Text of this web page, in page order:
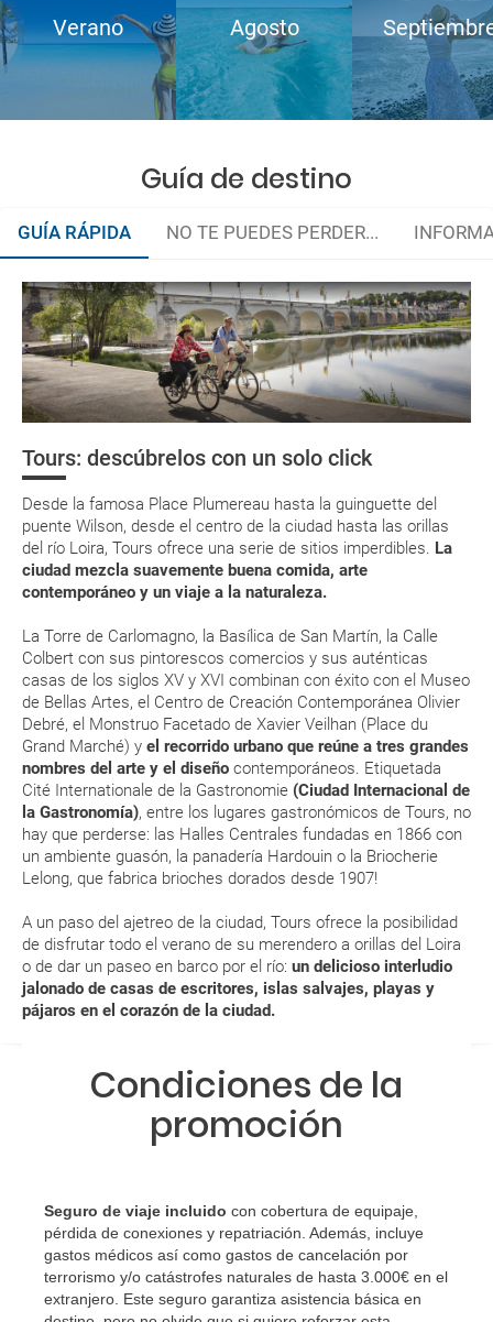
Verano Agosto
Guía de destino
GUÍA RÁPIDA NO TE PUEDES PERDER...
Tours: descúbrelos con un solo click
Desde la famosa Place Plumereau hasta la guinguette del
puente Wilson, desde el centro de la ciudad hasta las orillas
del río Loira, Tours ofrece una serie de sitios imperdibles. La
ciudad mezcla suavemente buena comida, arte
contemporáneo y un viaje a la naturaleza.
La Torre de Carlomagno, la Basílica de San Martín, la Calle
Colbert con sus pintorescos comercios y sus auténticas
casas de los siglos XV y XVI combinan con éxito con el Museo
de Bellas Artes, el Centro de Creación Contemporánea Olivier
Debré, el Monstruo Facetado de Xavier Veilhan (Place du
Grand Marché) y el recorrido urbano que reúne a tres grandes
nombres del arte y el diseño contemporáneos. Etiquetada
Cité Internationale de la Gastronomie (Ciudad Internacional de
la Gastronomía), entre los lugares gastronómicos de Tours, no
hay que perderse: las Halles Centrales fundadas en 1866 con
un ambiente guasón, la panadería Hardouin o la Briocherie
Lelong, que fabrica brioches dorados desde 1907!
A un paso del ajetreo de la ciudad, Tours ofrece la posibilidad
de disfrutar todo el verano de su merendero a orillas del Loira
o de dar un paseo en barco por el río: un delicioso interludio
jalonado de casas de escritores, islas salvajes, playas y
pájaros en el corazón de la ciudad.
Ruta de
Vinci y el
Renacimiento
francés
Ruta por los
del Valle del
Loira
fluviales
Guía útil
El Loira en bici
Valle del Loira, paisaje cultural vivo
Organiza tu viaje
Documentación
Moneda
La documentación de tu reserva te será enviada por mail en el
momento que el pago de la reserva esté realizado completamente.
Respecto a las tarjetas de embarque, casi todas las compañías aéreas
tienen ya todos sus billetes electrónicos por lo que podrás obtenerlas
in por su web.
a que muchas de ellas exigen la presentación de la tarjeta de embarque
(que deberás realizar a través de su web) para que no te carguen un
suplemento extra en el mismo aeropuerto.
En caso de tener que enviarte la documentación de un paquete
vacacional (Caribe, circuitos, tours...) te enviaremos la documentación
imprimir y llevar contigo en el viaje.
Esta documentación te será requerida en el mostrador de la compañía
aérea a la hora de realizar el check-in el día de la salida.
MODIFICACIÓN ó CANCELACIÓN ¿Puedo anular o
modificar una reserva del viaje? ¿Qué gastos puede
generar una anulación o modificación del viaje?
¿Qué caducidad debe tener mi pasaporte para ir
a...?
¿Con cuánta antelación tengo que estar en el
aeropuerto?
RESERVAR ¿Cómo puedo reservar un viaje de
Al realizar la reserva, uno de los servicios ha
quedado de pendiente de confirmación ¿Cómo
¿Cómo sé si hay plazas disponibles en el viaje que
quiero al hacer mi solicitud de reserva?
Si tengo los traslados incluidos, ¿dónde debo
dirigirme?
Condiciones de la
promoción
Seguro de viaje incluido con cobertura de equipaje,
pérdida de conexiones y repatriación. Además, incluye
gastos médicos así como gastos de cancelación por
terrorismo y/o catástrofes naturales de hasta 3.000€ en el
extranjero. Este seguro garantiza asistencia básica en